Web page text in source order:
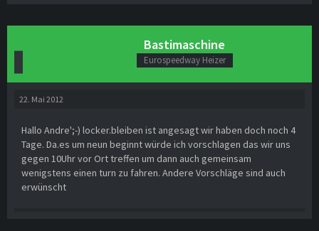
Bastimaschine
Eurospeedway Heizer
22. Mai 2012
Hallo Andre';-) locker.bleiben ist angesagt wir haben doch noch 4
Tage. Da.es um neun beginnt würde ich vorschlagen das wir uns
gegen 10Uhr vor Ort treffen um dann auch gemeinsam
wenigstens einen turn zu fahren. Andere Vorschläge sind auch
erwünscht